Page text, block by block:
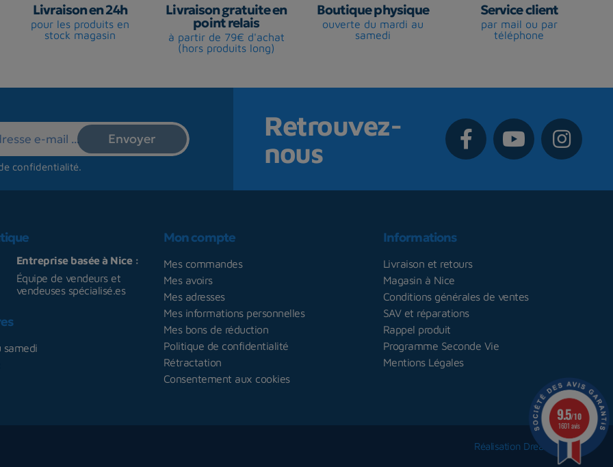
Livraison en 24h
pour les produits en
stock magasin
Livraison gratuite en
point relais
à partir de 79€ d'achat
(hors produits long)
Boutique physique
ouverte du mardi au
samedi
Service client
par mail ou par
téléphone
confidentialité.
Retrouvez-
nous
Entreprise basée à Nice :
Équipe de vendeurs et
vendeuses spécialisé.es
samedi
Mon compte
Mes commandes
Mes avoirs
Mes adresses
Mes informations personnelles
Mes bons de réduction
Politique de confidentialité
Rétractation
Consentement aux cookies
Informations
Livraison et retours
Magasin à Nice
Conditions générales de ventes
SAV et réparations
Rappel produit
Programme Seconde Vie
Mentions Légales
Réalisation Dream me up
9.5/10
1601 avis